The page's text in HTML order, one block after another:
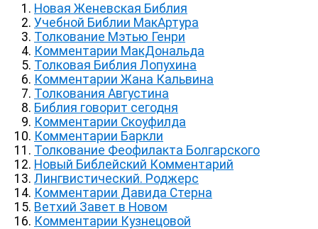
Новая Женевская Библия
Учебной Библии МакАртура
Толкование Мэтью Генри
Комментарии МакДональда
Толковая Библия Лопухина
Комментарии Жана Кальвина
Толкования Августина
Библия говорит сегодня
Комментарии Скоуфилда
Комментарии Баркли
Толкование Феофилакта Болгарского
Новый Библейский Комментарий
Лингвистический. Роджерс
Комментарии Давида Стерна
Ветхий Завет в Новом
Комментарии Кузнецовой